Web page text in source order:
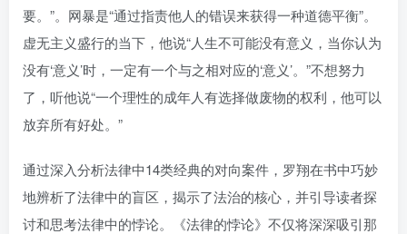
要。”。网暴是“通过指责他人的错误来获得一种道德平衡”。
虚无主义盛行的当下，他说“人生不可能没有意义，当你认为
没有‘意义’时，一定有一个与之相对应的‘意义’。”不想努力
了，听他说“一个理性的成年人有选择做废物的权利，他可以
放弃所有好处。”
通过深入分析法律中14类经典的对向案件，罗翔在书中巧妙
地辨析了法律中的盲区，揭示了法治的核心，并引导读者探
讨和思考法律中的悖论。《法律的悖论》不仅将深深吸引那